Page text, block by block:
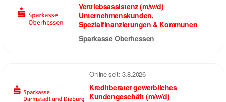
Vertriebsassistenz (m/w/d)
Unternehmenskunden,
Spezialfinanzierungen & Kommunen
Sparkasse Oberhessen
Online seit: 3.8.2026
Kreditberater gewerbliches
Kundengeschäft (m/w/d)